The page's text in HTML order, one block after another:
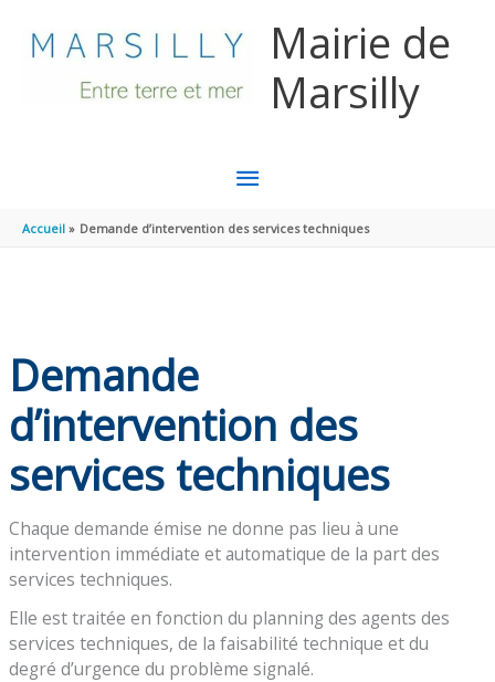
Mairie de
Marsilly
MENU
PRINCIPAL
Accueil Demande d’intervention des services techniques
Demande
d’intervention des
services techniques
Chaque demande émise ne donne pas lieu à une
intervention immédiate et automatique de la part des
services techniques.
Elle est traitée en fonction du planning des agents des
services techniques, de la faisabilité technique et du
degré d’urgence du problème signalé.